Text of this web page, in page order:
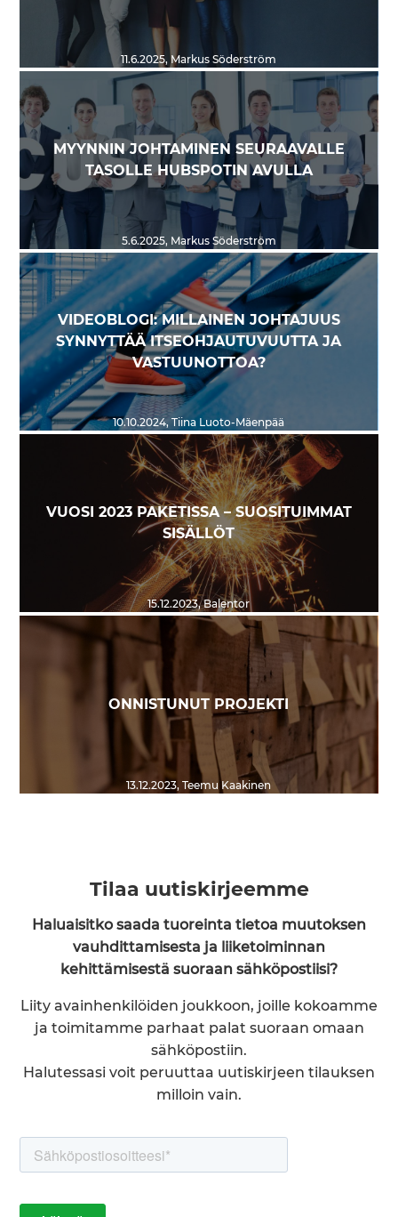
11.6.2025, Markus Söderström
MYYNNIN JOHTAMINEN SEURAAVALLE
TASOLLE HUBSPOTIN AVULLA
5.6.2025, Markus Söderström
VIDEOBLOGI: MILLAINEN JOHTAJUUS
SYNNYTTÄÄ ITSEOHJAUTUVUUTTA JA
VASTUUNOTTOA?
10.10.2024,Tiina Luoto-Mäenpää
VUOSI 2023 PAKETISSA – SUOSITUIMMAT
SISÄLLÖT
15.12.2023,Balentor
ONNISTUNUT PROJEKTI
13.12.2023,Teemu Kaakinen
Tilaa uutiskirjeemme
Haluaisitko saada tuoreinta tietoa muutoksen
vauhdittamisesta ja liiketoiminnan
kehittämisestä suoraan sähköpostiisi?
Liity avainhenkilöiden joukkoon, joille kokoamme
ja toimitamme parhaat palat suoraan omaan
sähköpostiin.
Halutessasi voit peruuttaa uutiskirjeen tilauksen
milloin vain.